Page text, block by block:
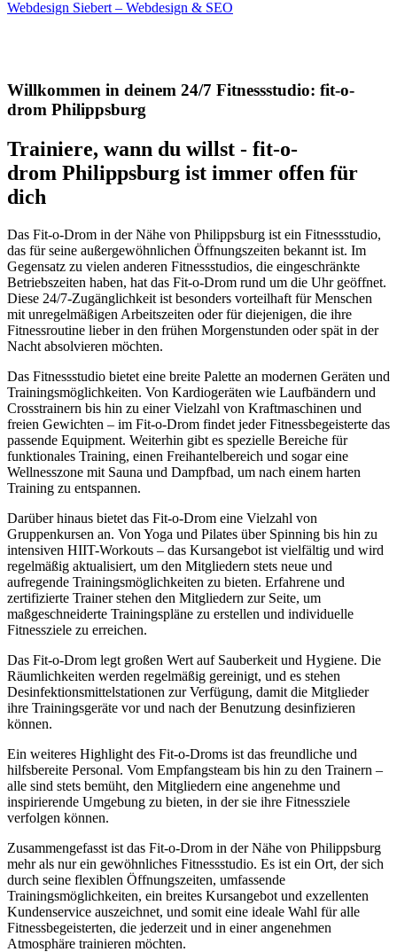
Webdesign Siebert – Webdesign & SEO
Willkommen in deinem 24/7 Fitnessstudio: fit-o-
drom Philippsburg
Trainiere, wann du willst - fit-o-
drom Philippsburg ist immer offen für
dich
Das Fit-o-Drom in der Nähe von Philippsburg ist ein Fitnessstudio,
das für seine außergewöhnlichen Öffnungszeiten bekannt ist. Im
Gegensatz zu vielen anderen Fitnessstudios, die eingeschränkte
Betriebszeiten haben, hat das Fit-o-Drom rund um die Uhr geöffnet.
Diese 24/7-Zugänglichkeit ist besonders vorteilhaft für Menschen
mit unregelmäßigen Arbeitszeiten oder für diejenigen, die ihre
Fitnessroutine lieber in den frühen Morgenstunden oder spät in der
Nacht absolvieren möchten.
Das Fitnessstudio bietet eine breite Palette an modernen Geräten und
Trainingsmöglichkeiten. Von Kardiogeräten wie Laufbändern und
Crosstrainern bis hin zu einer Vielzahl von Kraftmaschinen und
freien Gewichten – im Fit-o-Drom findet jeder Fitnessbegeisterte das
passende Equipment. Weiterhin gibt es spezielle Bereiche für
funktionales Training, einen Freihantelbereich und sogar eine
Wellnesszone mit Sauna und Dampfbad, um nach einem harten
Training zu entspannen.
Darüber hinaus bietet das Fit-o-Drom eine Vielzahl von
Gruppenkursen an. Von Yoga und Pilates über Spinning bis hin zu
intensiven HIIT-Workouts – das Kursangebot ist vielfältig und wird
regelmäßig aktualisiert, um den Mitgliedern stets neue und
aufregende Trainingsmöglichkeiten zu bieten. Erfahrene und
zertifizierte Trainer stehen den Mitgliedern zur Seite, um
maßgeschneiderte Trainingspläne zu erstellen und individuelle
Fitnessziele zu erreichen.
Das Fit-o-Drom legt großen Wert auf Sauberkeit und Hygiene. Die
Räumlichkeiten werden regelmäßig gereinigt, und es stehen
Desinfektionsmittelstationen zur Verfügung, damit die Mitglieder
ihre Trainingsgeräte vor und nach der Benutzung desinfizieren
können.
Ein weiteres Highlight des Fit-o-Droms ist das freundliche und
hilfsbereite Personal. Vom Empfangsteam bis hin zu den Trainern –
alle sind stets bemüht, den Mitgliedern eine angenehme und
inspirierende Umgebung zu bieten, in der sie ihre Fitnessziele
verfolgen können.
Zusammengefasst ist das Fit-o-Drom in der Nähe von Philippsburg
mehr als nur ein gewöhnliches Fitnessstudio. Es ist ein Ort, der sich
durch seine flexiblen Öffnungszeiten, umfassende
Trainingsmöglichkeiten, ein breites Kursangebot und exzellenten
Kundenservice auszeichnet, und somit eine ideale Wahl für alle
Fitnessbegeisterten, die jederzeit und in einer angenehmen
Atmosphäre trainieren möchten.